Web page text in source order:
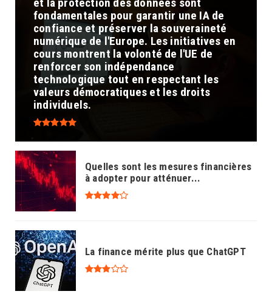
fondamentales pour garantir une IA de
confiance et préserver la souveraineté
numérique de l'Europe. Les initiatives en
cours montrent la volonté de l'UE de
renforcer son indépendance
technologique tout en respectant les
valeurs démocratiques et les droits
individuels.
Quelles sont les mesures financières
à adopter pour atténuer...
La finance mérite plus que ChatGPT